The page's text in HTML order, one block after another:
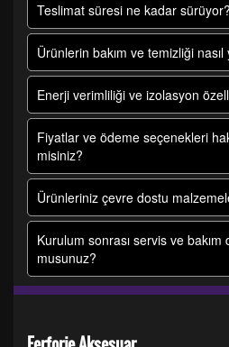
Teslimat süresi ne kadar sürüyor?
Ürünlerin bakım ve temizliği nasıl
Enerji verimliliği ve izolasyon
Fiyatlar ve ödeme seçenekleri
misiniz?
Ürünleriniz çevre dostu
Kurulum sonrası servis ve bakım
musunuz?